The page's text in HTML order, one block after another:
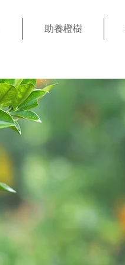
助養橙樹